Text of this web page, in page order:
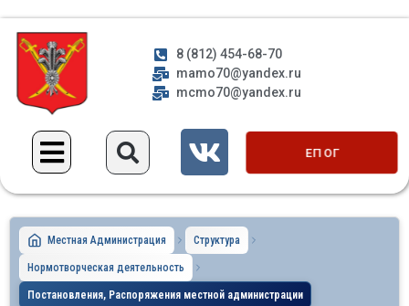
8 (812) 454-68-70
mamo70@yandex.ru
mcmo70@yandex.ru
ЕП ОГ
Местная Администрация Структура
Нормотворческая деятельность
Постановления, Распоряжения местной администрации